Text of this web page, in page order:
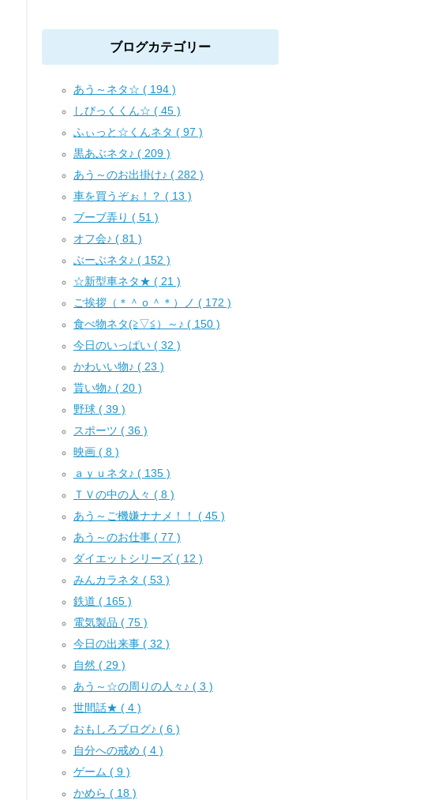
ブログカテゴリー
あう～ネタ☆ ( 194 )
しびっくくん☆ ( 45 )
ふぃっと☆くんネタ ( 97 )
黒あぶネタ♪ ( 209 )
あう～のお出掛け♪ ( 282 )
車を買うぞぉ！？ ( 13 )
ブーブ弄り ( 51 )
オフ会♪ ( 81 )
ぶーぶネタ♪ ( 152 )
☆新型車ネタ★ ( 21 )
ご挨拶（＊＾ｏ＾＊）ノ ( 172 )
食べ物ネタ(≧▽≦）～♪ ( 150 )
今日のいっぱい ( 32 )
かわいい物♪ ( 23 )
貰い物♪ ( 20 )
野球 ( 39 )
スポーツ ( 36 )
映画 ( 8 )
ａｙｕネタ♪ ( 135 )
ＴＶの中の人々 ( 8 )
あう～ご機嫌ナナメ！！ ( 45 )
あう～のお仕事 ( 77 )
ダイエットシリーズ ( 12 )
みんカラネタ ( 53 )
鉄道 ( 165 )
電気製品 ( 75 )
今日の出来事 ( 32 )
自然 ( 29 )
あう～☆の周りの人々♪ ( 3 )
世間話★ ( 4 )
おもしろブログ♪ ( 6 )
自分への戒め ( 4 )
ゲーム ( 9 )
かめら ( 18 )